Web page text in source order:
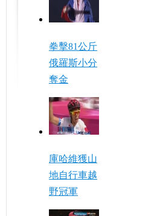
拳擊81公斤
俄羅斯小分
奪金
庫哈維獲山
地自行車越
野冠軍